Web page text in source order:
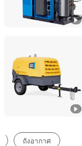
Fuzhou Tuowei
Ltd.
Fujian, China
คอมเพรสเซอร์แบบสก